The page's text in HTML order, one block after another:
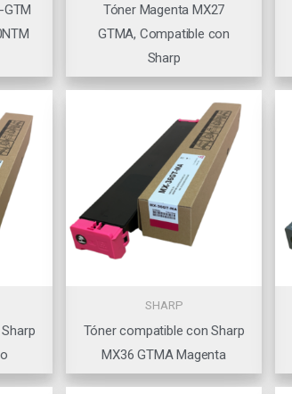
Tóner Magenta MX27
GTMA, Compatible con
Sharp
SHARP
Tóner compatible con Sharp
MX36 GTMA Magenta